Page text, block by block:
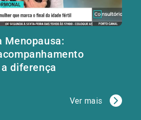
Menopausa:
diferença
Ver mais